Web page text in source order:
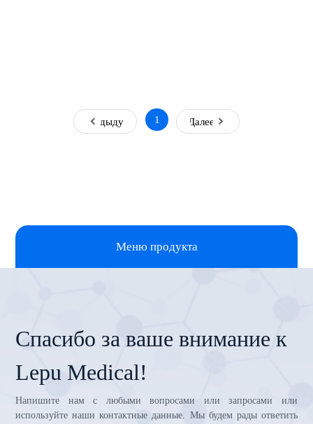
Предыдущая 1 Далее
Меню продукта
Спасибо за ваше внимание к
Lepu Medical!
Напишите нам с любыми вопросами или запросами или
используйте наши контактные данные. Мы будем рады ответить